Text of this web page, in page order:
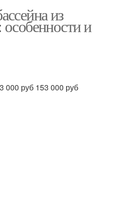
из
и
000 руб 153 000 руб